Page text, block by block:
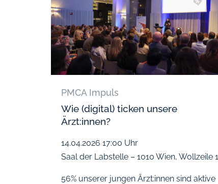
PMCA Impuls
Wie (digital) ticken unsere
Ärzt:innen?
14.04.2026 17:00 Uhr
Saal der Labstelle – 1010 Wien, Wollzeile 1
56% unserer jungen Ärzt:innen sind aktive